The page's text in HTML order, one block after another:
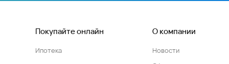
Покупайте онлайн
Ипотека
О компании
Новости